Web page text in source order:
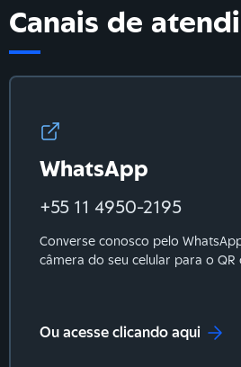
Canais de
WhatsApp
+55 11 4950-2195
Converse conosco pelo
câmera do seu celular para o QR
Ou acesse clicando aqui